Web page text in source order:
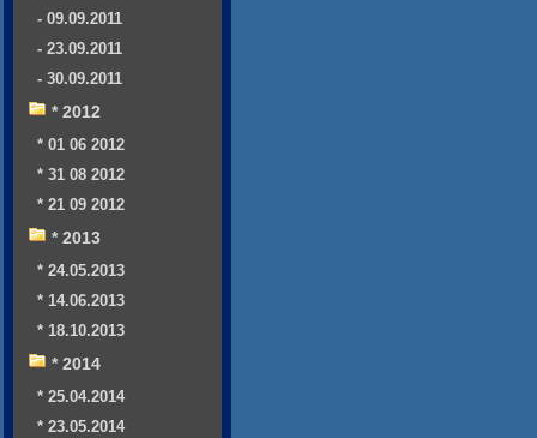
- 09.09.2011
- 23.09.2011
- 30.09.2011
* 2012
* 01 06 2012
* 31 08 2012
* 21 09 2012
* 2013
* 24.05.2013
* 14.06.2013
* 18.10.2013
* 2014
* 25.04.2014
* 23.05.2014